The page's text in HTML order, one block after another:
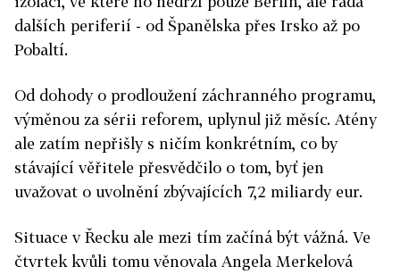
dalších periferií - od Španělska přes Irsko až po
Pobaltí.
Od dohody o prodloužení záchranného programu,
výměnou za sérii reforem, uplynul již měsíc. Atény
ale zatím nepřišly s ničím konkrétním, co by
stávající věřitele přesvědčilo o tom, byť jen
uvažovat o uvolnění zbývajících 7,2 miliardy eur.
Situace v Řecku ale mezi tím začíná být vážná. Ve
čtvrtek kvůli tomu věnovala Angela Merkelová